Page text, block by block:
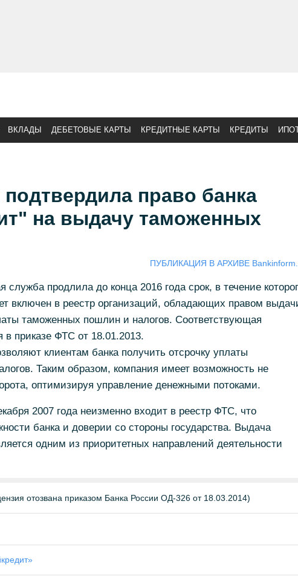
ВКЛАДЫ ДЕБЕТОВЫЕ КАРТЫ КРЕДИТНЫЕ КАРТЫ КРЕДИТЫ
право банка
на выдачу таможенных
ПУБЛИКАЦИЯ В АРХИВЕ
служба продлила до конца 2016 года срок, в течение
включен в реестр организаций, обладающих правом
таможенных пошлин и налогов. Соответствующая
приказе ФТС от 18.01.2013.
клиентам банка получить отсрочку уплаты
Таким образом, компания имеет возможность не
оптимизируя управление денежными потоками.
2007 года неизменно входит в реестр ФТС, что
банка и доверии со стороны государства. Выдача
одним из приоритетных направлений деятельности
отозвана приказом Банка России ОД-326 от 18.03.2014)